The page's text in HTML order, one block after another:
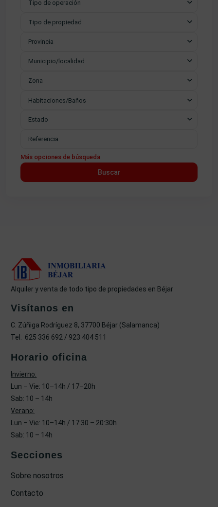
Tipo de operación
Tipo de propiedad
Provincia
Municipio/localidad
Zona
Habitaciones/Baños
Estado
Más opciones de búsqueda
Buscar
Alquiler y venta de todo tipo de propiedades en Béjar
Visítanos en
C. Zúñiga Rodríguez 8, 37700 Béjar (Salamanca)
Tel: 625 336 692 / 923 404 511
Horario oficina
Invierno:
Lun – Vie: 10–14h / 17–20h
Sab: 10 – 14h
Verano:
Lun – Vie: 10–14h / 17:30 – 20:30h
Sab: 10 – 14h
Secciones
Sobre nosotros
Contacto